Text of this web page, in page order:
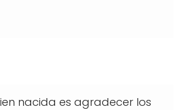
nacida es agradecer los